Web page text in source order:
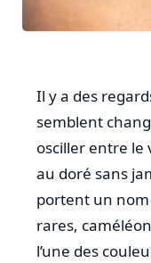
Il y a des
semblent
osciller entre le
au doré sans
portent un nom
rares,
l’une des